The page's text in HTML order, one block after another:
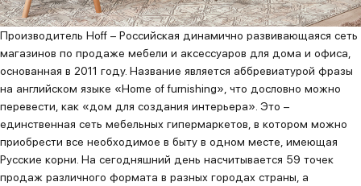
Производитель Hoff – Российская динамично развивающаяся сеть
магазинов по продаже мебели и аксессуаров для дома и офиса,
основанная в 2011 году. Название является аббревиатурой фразы
на английском языке «Home of furnishing», что дословно можно
перевести, как «дом для создания интерьера». Это –
единственная сеть мебельных гипермаркетов, в котором можно
приобрести все необходимое в быту в одном месте, имеющая
Русские корни. На сегодняшний день насчитывается 59 точек
продаж различного формата в разных городах страны, а